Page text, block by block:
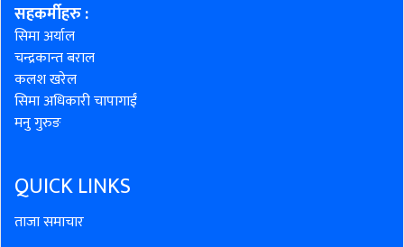
सहकर्मीहरु:
सिमा अर्याल
चन्द्रकान्त बराल
कलश खरेल
सिमा अधिकारी चापागाईं
मनु गुरुङ
QUICK LINKS
ताजा समाचार